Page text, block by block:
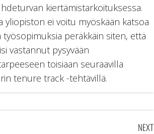
kiertämistarkoituksessa.
yliopiston ei voitu myöskään katsoa
työsopimuksia peräkkäin siten, että
vastannut pysyvään
toisiaan seuraavilla
tenure track -tehtävillä.
NEXT